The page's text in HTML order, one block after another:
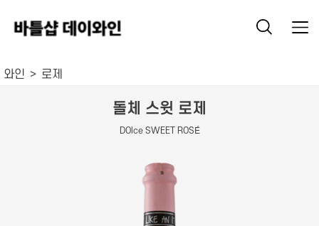
와인 로제
돌체 스윗 로제
DOlce SWEET ROSÉ